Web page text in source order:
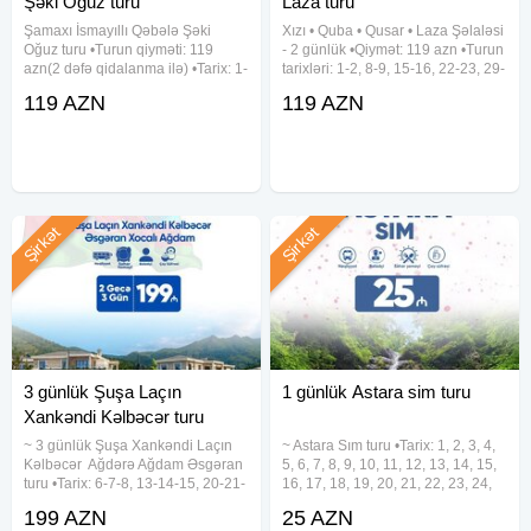
✓Qeyd:
- Qiymət 2 nəfərlik otaqda 1 nəfər üçün nəzərdə tutulub.
- Tur müddətində nəqliyyatda spirtli içki istifadə etmək qəti
qadağandır.
Şamaxı İsmayıllı Qəbələ Şəki
Oğuz turu •Turun qiyməti: 119
azn(2 dəfə qidalanma ilə) •Tarix: 1-
✓Qiymətə daxildir: • Komfortlu
119 AZN
Xızı • Quba • Qusar • Laza Şəlaləsi
- 2 günlük •Qiymət: 119 azn •Turun
tarixləri: 1-2, 8-9, 15-16, 22-23, 29-
gün Xızı - Altıağac (giriş: 5 azn) -
119 AZN
3 günlük Şuşa Laçın
Xankəndi Kəlbəcər turu
~ 3 günlük Şuşa ︎Xankəndi ︎Laçın
︎Kəlbəcər ︎ Ağdərə Ağdam ︎Əsgəran
turu •Tarix: 6-7-8, 13-14-15, 20-21-
azn ✓Qiymətə daxildir: •Portal
Şirkət
199 AZN
1 günlük Astara sim turu
~ Astara Sım turu •Tarix: 1, 2, 3, 4,
5, 6, 7, 8, 9, 10, 11, 12, 13, 14, 15,
16, 17, 18, 19, 20, 21, 22, 23, 24,
•Qiymət: •Ekonom Paket: 25 azn
Şirkət
25 AZN